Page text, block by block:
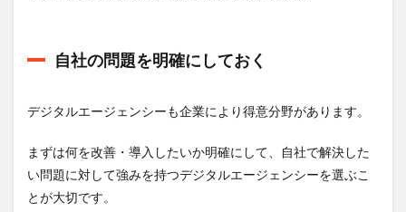
れるス
キル
転職を
せる方
法
12
自社の問題を明確にしておく
デジタルエージェンシーも企業により得意分野があります。
まずは何を改善・導入したいか明確にして、自社で解決した
い問題に対して強みを持つデジタルエージェンシーを選ぶこ
とが大切です。